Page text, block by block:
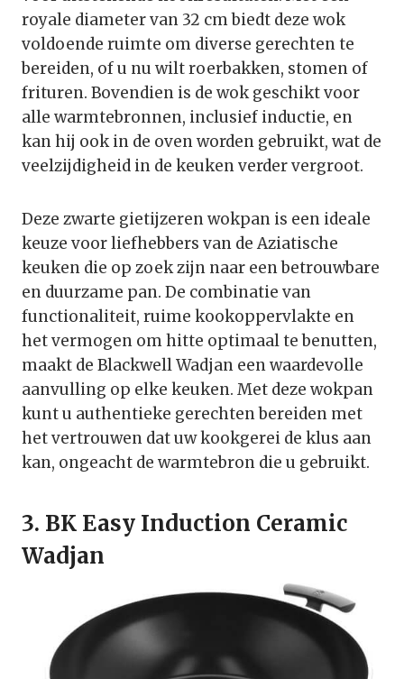
royale diameter van 32 cm biedt deze wok
voldoende ruimte om diverse gerechten te
bereiden, of u nu wilt roerbakken, stomen of
frituren. Bovendien is de wok geschikt voor
alle warmtebronnen, inclusief inductie, en
kan hij ook in de oven worden gebruikt, wat de
veelzijdigheid in de keuken verder vergroot.
Deze zwarte gietijzeren wokpan is een ideale
keuze voor liefhebbers van de Aziatische
keuken die op zoek zijn naar een betrouwbare
en duurzame pan. De combinatie van
functionaliteit, ruime kookoppervlakte en
het vermogen om hitte optimaal te benutten,
maakt de Blackwell Wadjan een waardevolle
aanvulling op elke keuken. Met deze wokpan
kunt u authentieke gerechten bereiden met
het vertrouwen dat uw kookgerei de klus aan
kan, ongeacht de warmtebron die u gebruikt.
3. BK Easy Induction Ceramic
Wadjan